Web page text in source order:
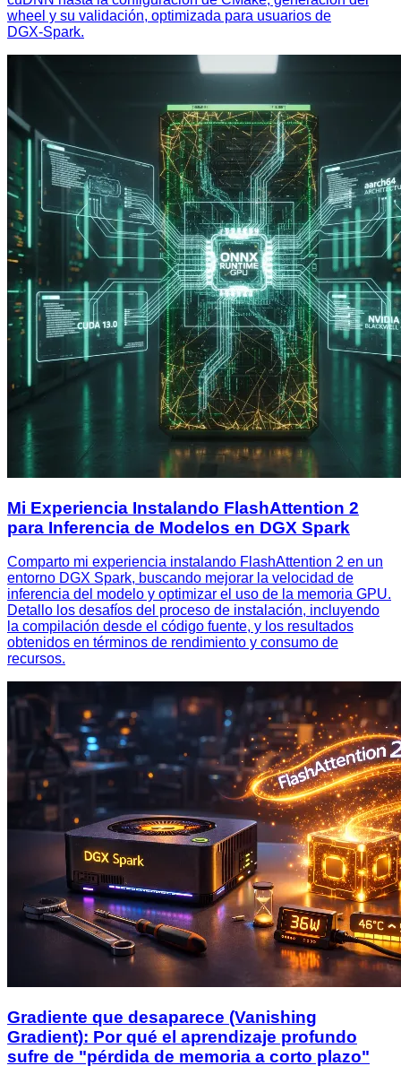
wheel y su validación, optimizada para usuarios de
DGX‑Spark.
Mi Experiencia Instalando FlashAttention 2
para Inferencia de Modelos en DGX Spark
Comparto mi experiencia instalando FlashAttention 2 en un
entorno DGX Spark, buscando mejorar la velocidad de
inferencia del modelo y optimizar el uso de la memoria GPU.
Detallo los desafíos del proceso de instalación, incluyendo
la compilación desde el código fuente, y los resultados
obtenidos en términos de rendimiento y consumo de
recursos.
Gradiente que desaparece (Vanishing
Gradient): Por qué el aprendizaje profundo
sufre de "pérdida de memoria a corto plazo"